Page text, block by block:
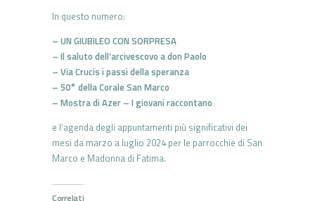
In questo numero:
– UN GIUBILEO CON SORPRESA
– Il saluto dell’arcivescovo a don Paolo
– Via Crucis i passi della speranza
– 50° della Corale San Marco
– Mostra di Azer – I giovani raccontano
e l’agenda degli appuntamenti più significativi dei
mesi da marzo a luglio 2024 per le parrocchie di San
Marco e Madonna di Fatima.
Correlati